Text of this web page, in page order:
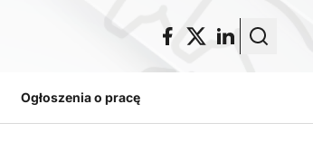
Ogłoszenia o pracę